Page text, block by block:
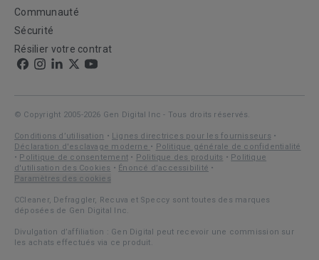
Communauté
Sécurité
Résilier votre contrat
© Copyright 2005-2026 Gen Digital Inc - Tous droits réservés.
Conditions d’utilisation • Lignes directrices pour les fournisseurs •
Déclaration d'esclavage moderne • Politique générale de confidentialité
• Politique de consentement• Politique des produits • Politique
d'utilisation des Cookies • Énoncé d’accessibilité •
Paramètres des cookies
CCleaner, Defraggler, Recuva et Speccy sont toutes des marques
déposées de Gen Digital Inc.
Divulgation d’affiliation : Gen Digital peut recevoir une commission sur
les achats effectués via ce produit.